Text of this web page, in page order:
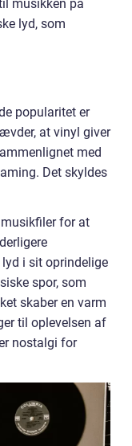
musikken på
lyd, som
popularitet er
at vinyl giver
med
Det skyldes
for at
i sit oprindelige
spor, som
skaber en varm
til oplevelsen af
nostalgi for